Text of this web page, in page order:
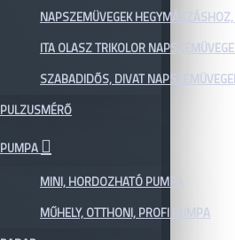
NAPSZEMÜVEGEK
ITA OLASZ TRIKOLOR
SZABADIDŐS, DIVAT
PULZUSMÉRŐ
PUMPA
MINI, HORDOZHATÓ PUMPA
MŰHELY, OTTHONI, PROFI PUMPA